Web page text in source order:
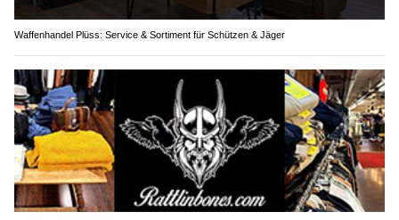
Waffenhandel Plüss: Service & Sortiment für Schützen & Jäger